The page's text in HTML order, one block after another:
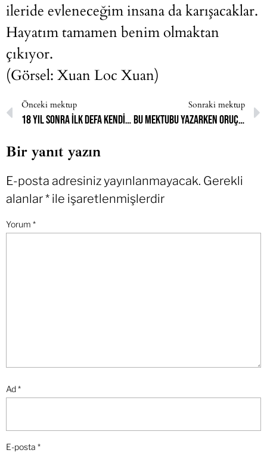
ileride evleneceğim insana da karışacaklar.
Hayatım tamamen benim olmaktan
çıkıyor.
(Görsel: Xuan Loc Xuan)
Önceki mektup
18 yıl sonra ilk defa kendimi tanıyorum.
Sonraki mektup
Bu mektubu yazarken oruçluyum.
Bir yanıt yazın
E-posta adresiniz yayınlanmayacak. Gerekli
alanlar* ile işaretlenmişlerdir
Yorum *
Ad*
E-posta *